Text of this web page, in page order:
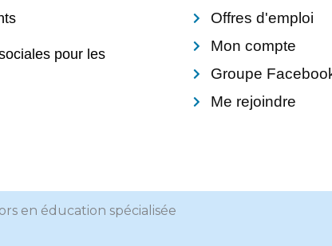
pour les
Offres d'emploi
Mon compte
Groupe
Me rejoindre
en éducation spécialisée